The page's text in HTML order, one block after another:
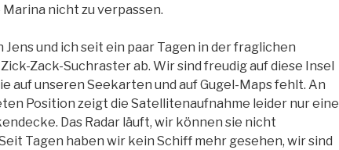
Marina nicht zu verpassen.
Jens und ich seit ein paar Tagen in der fraglichen
Zack-Suchraster ab. Wir sind freudig auf diese Insel
auf unseren Seekarten und auf Gugel-Maps fehlt. An
Position zeigt die Satellitenaufnahme leider nur eine
Das Radar läuft, wir können sie nicht
Tagen haben wir kein Schiff mehr gesehen, wir sind